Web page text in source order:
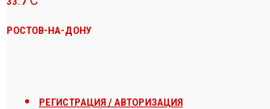
РОСТОВ-НА-ДОНУ
РЕГИСТРАЦИЯ / АВТОРИЗАЦИЯ